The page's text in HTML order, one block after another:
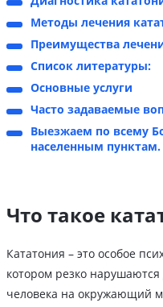
Методы лечения
Преимущества
Список литературы:
Основные услуги
Часто задаваемые
Выезжаем по всему
населенным пунктам.
Что такое
Кататония – это особое
котором резко
человека на окружающий